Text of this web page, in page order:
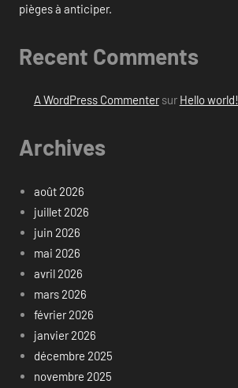
pièges à anticiper.
Recent Comments
A WordPress Commentersur Hello world!
Archives
août 2026
juillet 2026
juin 2026
mai 2026
avril 2026
mars 2026
février 2026
janvier 2026
décembre 2025
novembre 2025